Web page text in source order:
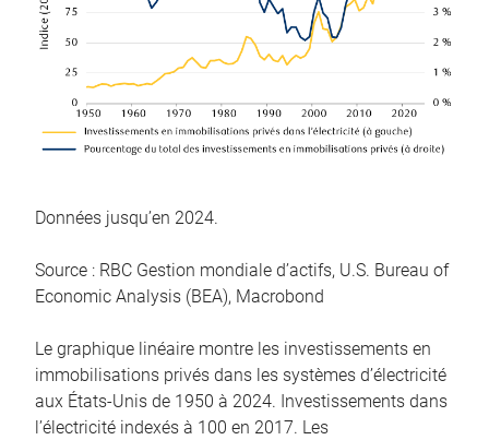
Données jusqu’en 2024.
Source : RBC Gestion mondiale d’actifs, U.S. Bureau of
Economic Analysis (BEA), Macrobond
Le graphique linéaire montre les investissements en
immobilisations privés dans les systèmes d’électricité
aux États-Unis de 1950 à 2024. Investissements dans
l’électricité indexés à 100 en 2017. Les